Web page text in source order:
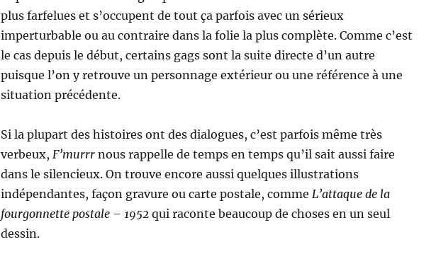
plus farfelues et s’occupent de tout ça parfois avec un sérieux
imperturbable ou au contraire dans la folie la plus complète. Comme c’est
le cas depuis le début, certains gags sont la suite directe d’un autre
puisque l’on y retrouve un personnage extérieur ou une référence à une
situation précédente.
Si la plupart des histoires ont des dialogues, c’est parfois même très
verbeux, F’murrrnous rappelle de temps en temps qu’il sait aussi faire
dans le silencieux. On trouve encore aussi quelques illustrations
indépendantes, façon gravure ou carte postale, comme L’attaque de la
fourgonnette postale – 1952qui raconte beaucoup de choses en un seul
dessin.